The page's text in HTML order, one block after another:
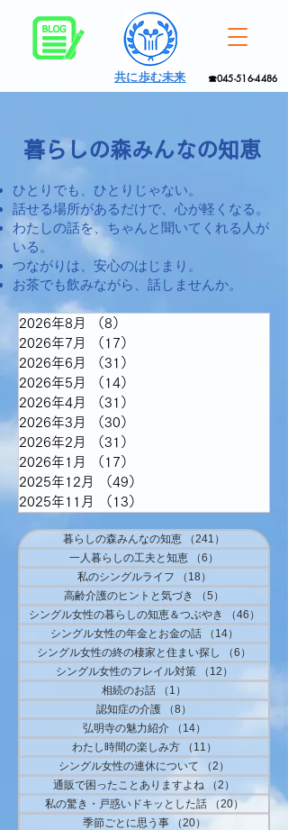
☎045-516-4486
共に歩む未来
暮らしの森みんなの知恵
ひとりでも、ひとりじゃない。
話せる場所があるだけで、心が軽くなる。
わたしの話を、ちゃんと聞いてくれる人が
いる。
つながりは、安心のはじまり。
お茶でも飲みながら、話しませんか。
2026年8月 （8）
2026年7月
（17）
2026年6月
（31）
2026年5月
（14）
2026年4月
（31）
2026年3月
（30）
2026年2月
（31）
2026年1月
（17）
2025年12月
（49）
2025年11月
（13）
暮らしの森みんなの知恵 （241）
241件の記事
一人暮らしの工夫と知恵
（6）
私のシングルライフ
（18）
高齢介護のヒントと気づき
（5）
シングル女性の暮らしの知恵＆つぶやき
（46）
シングル女性の年金とお金の話
（14）
シングル女性の終の棲家と住まい探し
（6）
シングル女性のフレイル対策
（12）
相続のお話
（1）
認知症の介護
（8）
弘明寺の魅力紹介
（14）
わたし時間の楽しみ方
（11）
シングル女性の連休について
（2）
通販で困ったことありますよね
（2）
2件の記事
私の驚き・戸惑いドキッとした話
（20）20件の記
季節ごとに思う事
（20）